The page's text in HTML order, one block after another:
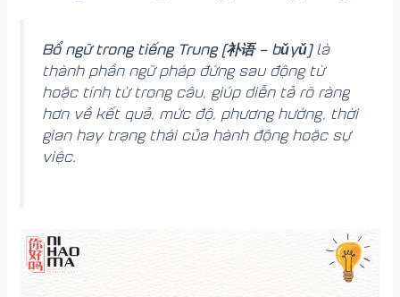
Bổ ngữ trong tiếng Trung (补语 – bǔyǔ)là
thành phần ngữ pháp đứng sau động từ
hoặc tính từ trong câu, giúp diễn tả rõ ràng
hơn về kết quả, mức độ, phương hướng, thời
gian hay trạng thái của hành động hoặc sự
việc.